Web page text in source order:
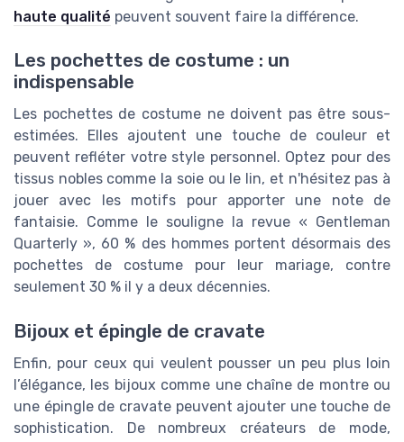
haute qualité peuvent souvent faire la différence.
Les pochettes de costume : un
indispensable
Les pochettes de costume ne doivent pas être sous-
estimées. Elles ajoutent une touche de couleur et
peuvent refléter votre style personnel. Optez pour des
tissus nobles comme la soie ou le lin, et n'hésitez pas à
jouer avec les motifs pour apporter une note de
fantaisie. Comme le souligne la revue « Gentleman
Quarterly », 60 % des hommes portent désormais des
pochettes de costume pour leur mariage, contre
seulement 30 % il y a deux décennies.
Bijoux et épingle de cravate
Enfin, pour ceux qui veulent pousser un peu plus loin
l’élégance, les bijoux comme une chaîne de montre ou
une épingle de cravate peuvent ajouter une touche de
sophistication. De nombreux créateurs de mode,